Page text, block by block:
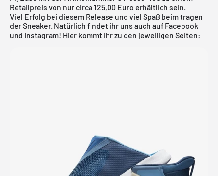
Retailpreis von nur circa 125,00 Euro erhältlich sein.
Viel Erfolg bei diesem Release und viel Spaß beim tragen
der Sneaker. Natürlich findet ihr uns auch auf Facebook
und Instagram! Hier kommt ihr zu den jeweiligen Seiten: